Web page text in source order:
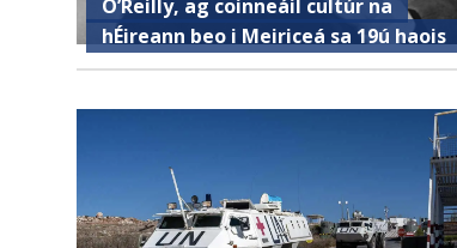
O’Reilly, ag coinneáil cultúr na
hÉireann beo i Meiriceá sa 19ú haois